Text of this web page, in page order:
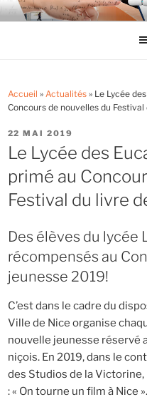
Aller
auLYCÉE LES
Tout savoir sur le lycée
Accueil » Actualités» Le Lycée
Concours de nouvelles du
PUBLIÉ
LE
22 MAI 2019
Le Lycée des
primé au
Festival du livre
Des élèves du lycée
récompensés au
jeunesse 2019!
C’est dans le cadre du
Ville de Nice organise
nouvelle jeunesse réservé
niçois. En 2019, dans le
des Studios de la
: « On tourne un film à Nice ».